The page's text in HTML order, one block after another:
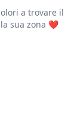
a trovare il
sua zona ❤️